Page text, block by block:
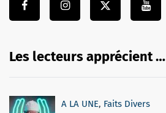
Les lecteurs apprécient …
A LA UNE, Faits Divers